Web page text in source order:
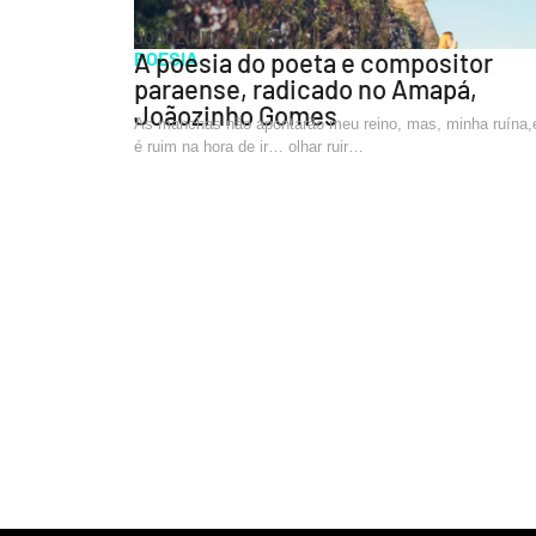
JOÃOZINHO GOMES
POESIA
A poesia do poeta e compositor
paraense, radicado no Amapá,
Joãozinho Gomes
As manchas não apontarão meu reino, mas, minha
é ruim na hora de ir… olhar ruir…